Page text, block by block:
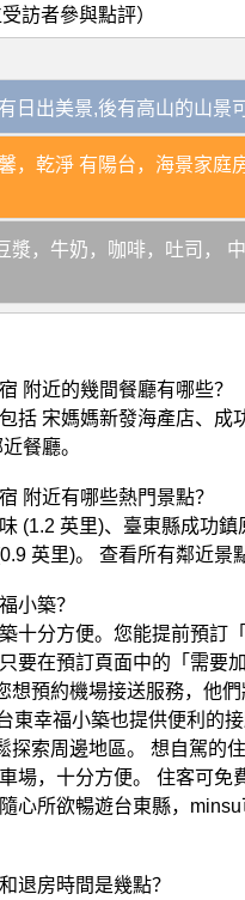
受訪者參與點評）
日出美景,後有高山的山景
，乾淨 有陽台，海景家庭
漿，牛奶，咖啡，吐司，
附近的幾間餐廳有哪些？
括 宋媽媽新發海產店、成
餐廳。
附近有哪些熱門景點？
(1.2 英里)、臺東縣成功鎮
英里)。 查看所有鄰近景
小築？
十分方便。您能提前預訂
要在預訂頁面中的「需要
想預約機場接送服務，他
東幸福小築也提供便利的
索周邊地區。 想自駕的住
場，十分方便。 住客可免
心所欲暢遊台東縣，
退房時間是幾點？